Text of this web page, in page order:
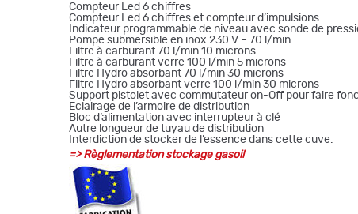
Compteur Led 6 chiffres
Compteur Led 6 chiffres et compteur d’impulsions
Indicateur programmable de niveau avec sonde de
Pompe submersible en inox 230 V – 70 l/min
Filtre à carburant 70 l/min 10 microns
Filtre à carburant verre 100 l/min 5 microns
Filtre Hydro absorbant 70 l/min 30 microns
Filtre Hydro absorbant verre 100 l/min 30 microns
Support pistolet avec commutateur on-Off pour faire
Eclairage de l’armoire de distribution
Bloc d’alimentation avec interrupteur à clé
Autre longueur de tuyau de distribution
Interdiction de stocker de l’essence dans cette cuve.
=>Règlementation stockage gasoil